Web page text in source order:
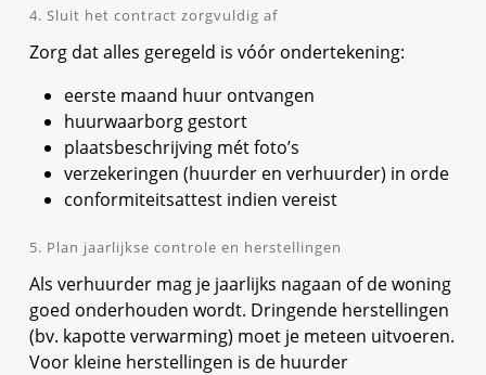
4. Sluit het contract zorgvuldig af
Zorg dat alles geregeld is vóór ondertekening:
eerste maand huur ontvangen
huurwaarborg gestort
plaatsbeschrijving mét foto’s
verzekeringen (huurder en verhuurder) in orde
conformiteitsattest indien vereist
5. Plan jaarlijkse controle en herstellingen
Als verhuurder mag je jaarlijks nagaan of de woning
goed onderhouden wordt. Dringende herstellingen
(bv. kapotte verwarming) moet je meteen uitvoeren.
Voor kleine herstellingen is de huurder